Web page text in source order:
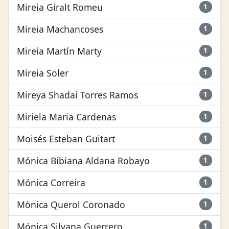
Mireia Giralt Romeu 1
Mireia Machancoses 1
Mireia Martín Marty 1
Mireia Soler 1
Mireya Shadai Torres Ramos 1
Miriela Maria Cardenas 1
Moisés Esteban Guitart 1
Mónica Bibiana Aldana Robayo 1
Mónica Correira 1
Mònica Querol Coronado 1
Mónica Silvana Guerrero 1